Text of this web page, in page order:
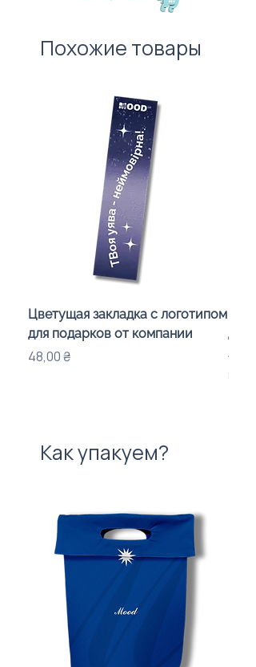
Похожие товары
Цветущая закладка с логотипом
для подарков от компании
Цена
48,00 ₴
для
Цена
Как упакуем?